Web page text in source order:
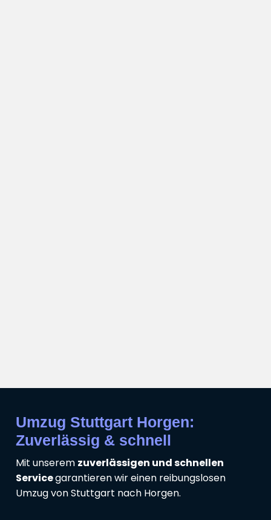
Umzug Stuttgart Horgen:
Zuverlässig & schnell
Mit unserem zuverlässigen und schnellen
Servicegarantieren wir einen reibungslosen
Umzug von Stuttgart nach Horgen.